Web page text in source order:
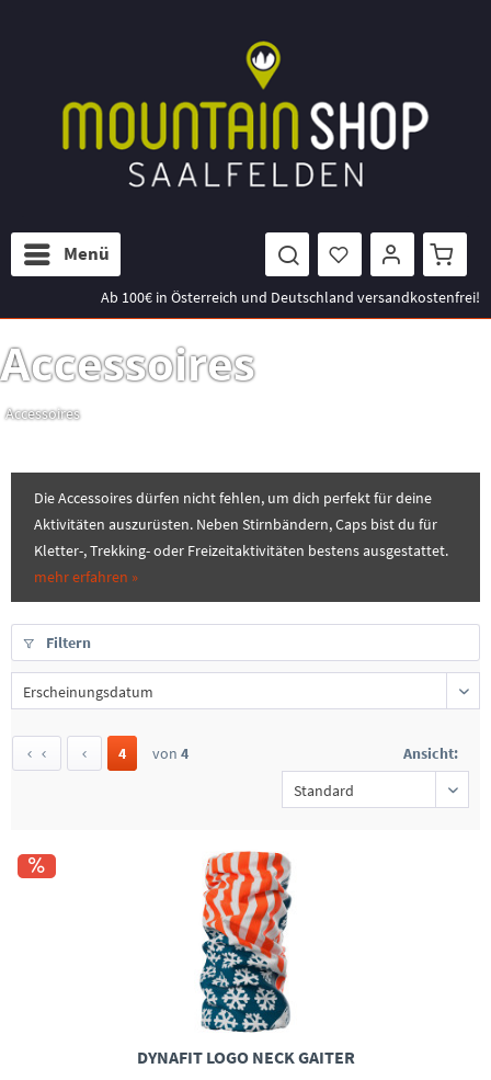
Menü
Ab 100€ in Österreich und Deutschland versandkostenfrei!
Accessoires
Accessoires
Die Accessoires dürfen nicht fehlen, um dich perfekt für deine
Aktivitäten auszurüsten. Neben Stirnbändern, Caps bist du für
Kletter-, Trekking- oder Freizeitaktivitäten bestens ausgestattet.
mehr erfahren »
Filtern
Ansicht:
4 von 4
DYNAFIT LOGO NECK GAITER